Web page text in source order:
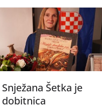
Snježana Šetka je
dobitnica